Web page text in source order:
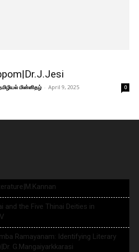
மின்னிதழ் - April 9, 2025 0
and the Five Thinai Deities in
Ramayanam: Identifying Literary
G.Mangaiyarkkarasi